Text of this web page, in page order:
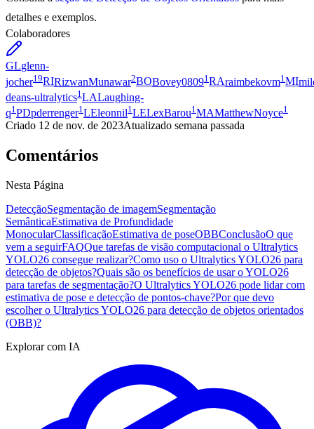
detalhes e exemplos.
Colaboradores
GLglenn-
jocher19RIRizwanMunawar2BOBovey08091 RAraimbekovm1 MI
deans-ultralytics1 LALaughing-
q1PDpderrenger1LEleonnil1LELexBarou1MAMatthewNoyce1
Criado 12 de nov. de 2023Atualizado semana passada
Comentários
Nesta Página
DetecçãoSegmentação de imagemSegmentação
SemânticaEstimativa de Profundidade
MonocularClassificaçãoEstimativa de poseOBBConclusãoO que
vem a seguirFAQQue tarefas de visão computacional o Ultralytics
YOLO26 consegue realizar?Como uso o Ultralytics YOLO26 para
detecção de objetos?Quais são os benefícios de usar o YOLO26
para tarefas de segmentação?O Ultralytics YOLO26 pode lidar com
estimativa de pose e detecção de pontos-chave?Por que devo
escolher o Ultralytics YOLO26 para detecção de objetos orientados
(OBB)?
Explorar com IA